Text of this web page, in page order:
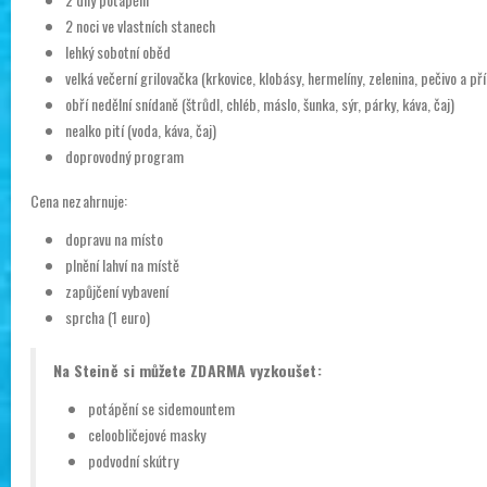
2 noci ve vlastních stanech
lehký sobotní oběd
velká večerní grilovačka (krkovice, klobásy, hermelíny, zelenina, pečivo a
obří nedělní snídaně (štrůdl, chléb, máslo, šunka, sýr, párky, káva, čaj)
nealko pití (voda, káva, čaj)
doprovodný program
Cena nezahrnuje:
dopravu na místo
plnění lahví na místě
zapůjčení vybavení
sprcha (1 euro)
Na Steině si můžete ZDARMA vyzkoušet:
potápění se sidemountem
celoobličejové masky
podvodní skútry